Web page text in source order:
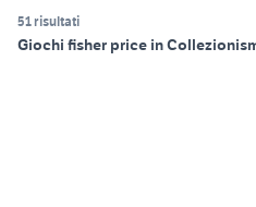
51 risultati
Giochi fisher price in